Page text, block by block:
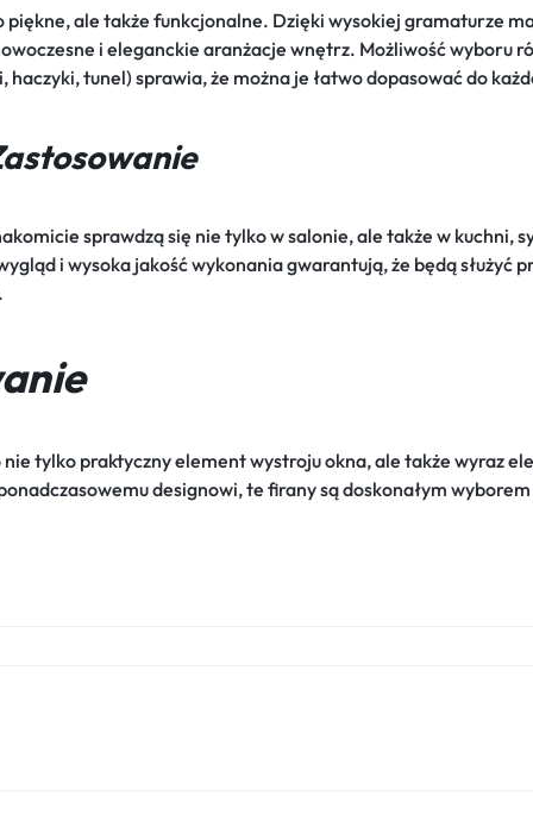
piękne, ale także funkcjonalne. Dzięki wysokiej gramaturze
i eleganckie aranżacje wnętrz. Możliwość wyboru
haczyki, tunel) sprawia, że można je łatwo dopasować do
sprawdzą się nie tylko w salonie, ale także w kuchni,
i wysoka jakość wykonania gwarantują, że będą służyć
nie tylko praktyczny element wystroju okna, ale także wyraz
designowi, te firany są doskonałym